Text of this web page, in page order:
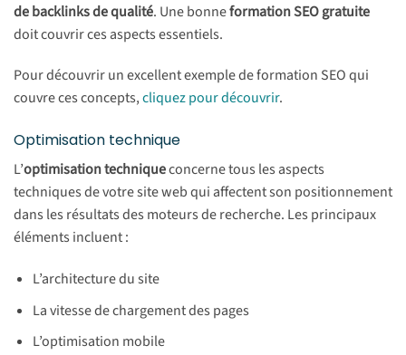
de backlinks de qualité. Une bonneformation SEO gratuite
doit couvrir ces aspects essentiels.
Pour découvrir un excellent exemple de formation SEO qui
couvre ces concepts,cliquez pour découvrir.
Optimisation technique
L’optimisation techniqueconcerne tous les aspects
techniques de votre site web qui affectent son positionnement
dans les résultats des moteurs de recherche. Les principaux
éléments incluent :
L’architecture du site
La vitesse de chargement des pages
L’optimisation mobile